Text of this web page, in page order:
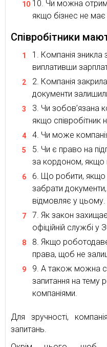
Чи можна
якщо бізнес не має
Співробітники
Компанія зникла
виплативши
Компанія
документи
Чи зобов’язана
якщо співробітник
Чи може
Чи є право на
за кордоном, якщо
Що робити, якщо
забрати
відмовляє у цьому.
Як закон
офіційній службі у
Якщо
права, щоб не
А також можна
запитання на тему
компаніями.
Для зручності,
запитань.